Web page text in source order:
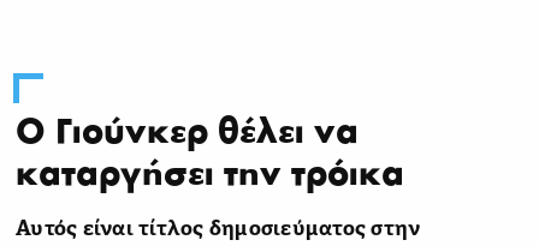
Ο Γιούνκερ θέλει να
καταργήσει την τρόικα
Αυτός είναι τίτλος δημοσιεύματος στην